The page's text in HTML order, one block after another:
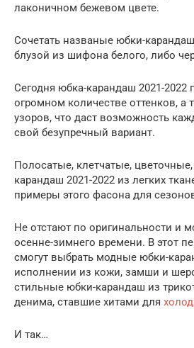
лаконичном бежевом цвете.
Сочетать названые юбки-
блузой из шифона белого, либо
Сегодня юбка-карандаш 2021-2022
огромном количестве оттенков, а
узоров, что даст возможность
свой безупречный вариант.
Полосатые, клетчатые,
карандаш 2021-2022 из легких
примеры этого фасона для
Не отстают по оригинальности и
осенне-зимнего времени. В этот
смогут выбрать модные юбки-
исполнении из кожи, замши и
стильные юбки-карандаш из
денима, ставшие хитами для
И так…